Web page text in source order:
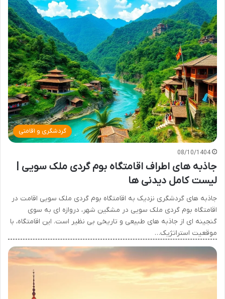
گردشگری و اقامتی
08/10/1404
جاذبه های اطراف اقامتگاه بوم گردی ملک سویی |
لیست کامل دیدنی ها
جاذبه های گردشگری نزدیک به اقامتگاه بوم گردی ملک سویی اقامت در
اقامتگاه بوم گردی ملک سویی در مشگین شهر، دروازه ای به سوی
گنجینه ای از جاذبه های طبیعی و تاریخی بی نظیر است. این اقامتگاه، با
موقعیت استراتژیک…